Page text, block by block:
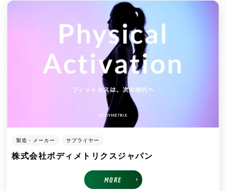
製造・メーカー サプライヤー
株式会社ボディメトリクスジャパン
MORE